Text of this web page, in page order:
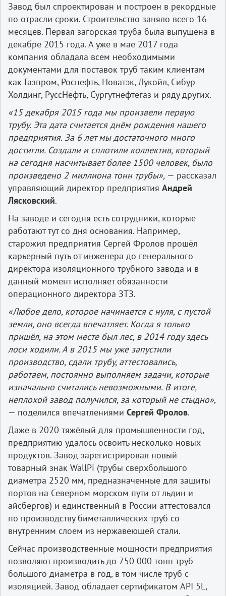
Завод был спроектирован и построен в рекордные
по отрасли сроки. Строительство заняло всего 16
месяцев. Первая загорская труба была выпущена в
декабре 2015 года. А уже в мае 2017 года
компания обладала всем необходимыми
документами для поставок труб таким клиентам
как Газпром, Роснефть, Новатэк, Лукойл, Сибур
Холдинг, РуссНефть, Сургутнефтегаз и ряду других.
«15 декабря 2015 года мы произвели первую
трубу. Эта дата считается днём рождения нашего
предприятия. За 6 лет мы достаточного много
достигли. Создали и сплотили коллектив, который
на сегодня насчитывает более 1500 человек, было
произведено 2 миллиона тонн трубы», — рассказал
управляющий директор предприятия Андрей
Лясковский.
На заводе и сегодня есть сотрудники, которые
работают тут со дня основания. Например,
старожил предприятия Сергей Фролов прошёл
карьерный путь от инженера до генерального
директора изоляционного трубного завода и в
данный момент исполняет обязанности
операционного директора ЗТЗ.
«Любое дело, которое начинается с нуля, с пустой
земли, оно всегда впечатляет. Когда я только
пришёл, на этом месте был лес, в 2014 году здесь
лоси ходили. А в 2015 мы уже запустили
производство, сдали трубу, аттестовались,
работаем, постоянно выполняем задачи, которые
изначально считались невозможными. В итоге,
неплохой завод получился, за который не стыдно»,
— поделился впечатлениями Сергей Фролов.
Даже в 2020 тяжёлый для промышленности год,
предприятию удалось освоить несколько новых
продуктов. Завод зарегистрировал новый
товарный знак WallPi (трубы сверхбольшого
диаметра 2520 мм, предназначенные для защиты
портов на Северном морском пути от льдин и
айсбергов) и единственный в России аттестовался
по производству биметаллических труб со
внутренним слоем из нержавеющей стали.
Сейчас производственные мощности предприятия
позволяют производить до 750 000 тонн труб
большого диаметра в год, в том числе труб с
изоляцией. Завод обладает сертификатом API 5L,